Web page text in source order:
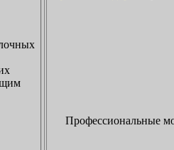
Профессиональные